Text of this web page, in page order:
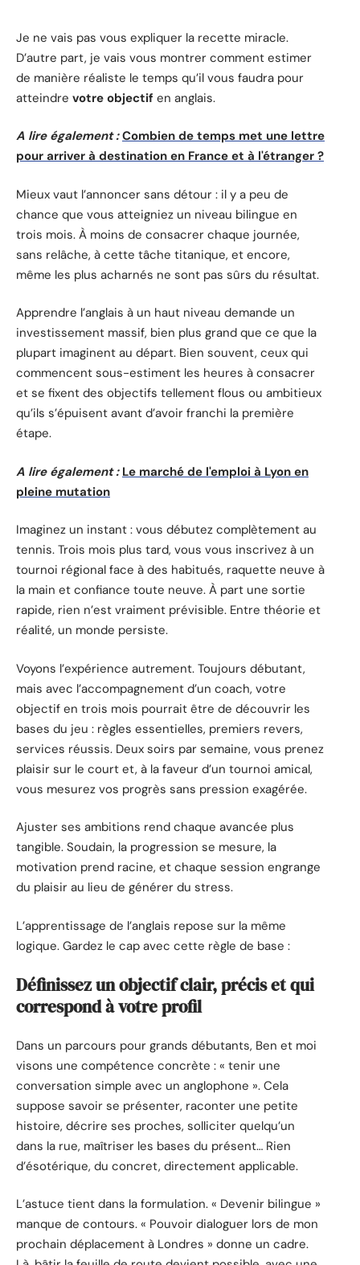
Je ne vais pas vous expliquer la recette miracle.
D’autre part, je vais vous montrer comment estimer
de manière réaliste le temps qu’il vous faudra pour
atteindre votre objectif en anglais.
A lire également : Combien de temps met une lettre
pour arriver à destination en France et à l'étranger ?
Mieux vaut l’annoncer sans détour : il y a peu de
chance que vous atteigniez un niveau bilingue en
trois mois. À moins de consacrer chaque journée,
sans relâche, à cette tâche titanique, et encore,
même les plus acharnés ne sont pas sûrs du résultat.
Apprendre l’anglais à un haut niveau demande un
investissement massif, bien plus grand que ce que la
plupart imaginent au départ. Bien souvent, ceux qui
commencent sous-estiment les heures à consacrer
et se fixent des objectifs tellement flous ou ambitieux
qu’ils s’épuisent avant d’avoir franchi la première
étape.
A lire également : Le marché de l'emploi à Lyon en
pleine mutation
Imaginez un instant : vous débutez complètement au
tennis. Trois mois plus tard, vous vous inscrivez à un
tournoi régional face à des habitués, raquette neuve à
la main et confiance toute neuve. À part une sortie
rapide, rien n’est vraiment prévisible. Entre théorie et
réalité, un monde persiste.
Voyons l’expérience autrement. Toujours débutant,
mais avec l’accompagnement d’un coach, votre
objectif en trois mois pourrait être de découvrir les
bases du jeu : règles essentielles, premiers revers,
services réussis. Deux soirs par semaine, vous prenez
plaisir sur le court et, à la faveur d’un tournoi amical,
vous mesurez vos progrès sans pression exagérée.
Ajuster ses ambitions rend chaque avancée plus
tangible. Soudain, la progression se mesure, la
motivation prend racine, et chaque session engrange
du plaisir au lieu de générer du stress.
L’apprentissage de l’anglais repose sur la même
logique. Gardez le cap avec cette règle de base :
Définissez un objectif clair, précis et qui
correspond à votre profil
Dans un parcours pour grands débutants, Ben et moi
visons une compétence concrète : « tenir une
conversation simple avec un anglophone ». Cela
suppose savoir se présenter, raconter une petite
histoire, décrire ses proches, solliciter quelqu’un
dans la rue, maîtriser les bases du présent… Rien
d’ésotérique, du concret, directement applicable.
L’astuce tient dans la formulation. « Devenir bilingue »
manque de contours. « Pouvoir dialoguer lors de mon
prochain déplacement à Londres » donne un cadre.